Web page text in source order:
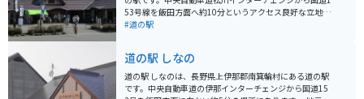
や、ブナの原生林が広がる「秋山郷」など、自然豊かな
観光スポットが点在しています。道の駅 北信州やまうち
53号線を飯田方面へ約10分というアクセス良好な立地に
あります。 地元の農産物が並ぶ直売所が人気で、新鮮な
どうなどの果物は、旬の時期には種類豊富に揃うので、
ドライブのお土産にもおすすめです。 食堂では、地元産
の食材を使った蕎麦やうどん、定食などが味わえます。
#道の駅
道の駅 しなの
道の駅 しなのは、長野県上伊那郡南箕輪村にある道の駅
です。中央自動車道の伊那インターチェンジから国道15